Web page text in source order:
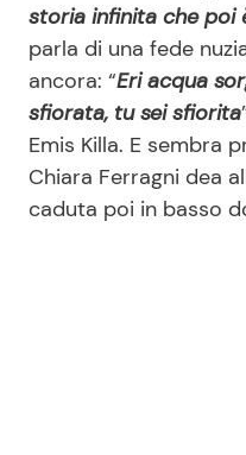
Seguici
Info
Chi siamo
storia infinita che poi
parla di una fede
ancora: “Eri acqua
sfiorata, tu sei sfiorita
Emis Killa. E sembra
Chiara Ferragni dea
caduta poi in basso